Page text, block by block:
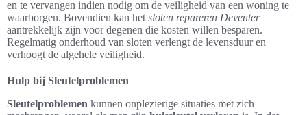
en te vervangen indien nodig om de veiligheid van een woning te
waarborgen. Bovendien kan het sloten repareren Deventer
aantrekkelijk zijn voor degenen die kosten willen besparen.
Regelmatig onderhoud van sloten verlengt de levensduur en
verhoogt de algehele veiligheid.
Hulp bij Sleutelproblemen
Sleutelproblemen kunnen onplezierige situaties met zich